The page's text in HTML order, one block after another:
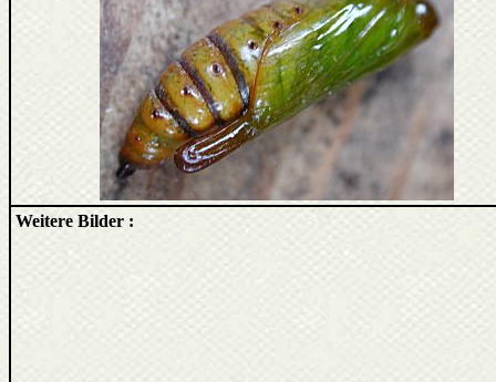
Weitere Bilder :